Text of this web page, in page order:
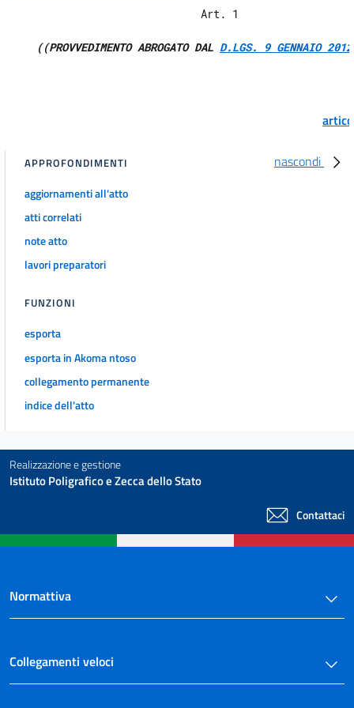
17
22
23
24
25
26
29
30
31
32
                               Art. 1
((PROVVEDIMENTO ABROGATO DAL D.LGS. 9 GENNAIO
nascondi
APPROFONDIMENTI
aggiornamenti all'atto
atti correlati
note atto
lavori preparatori
FUNZIONI
esporta
esporta in Akoma ntoso
collegamento permanente
indice dell'atto
Realizzazione e gestione
Istituto Poligrafico e Zecca dello Stato
Contattaci
Normattiva
Collegamenti veloci